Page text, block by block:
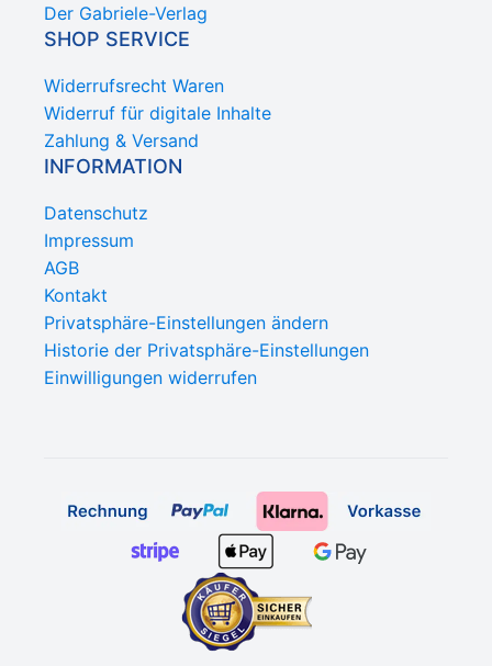
Der Gabriele-Verlag
SHOP SERVICE
Widerrufsrecht Waren
Widerruf für digitale Inhalte
Zahlung & Versand
INFORMATION
Datenschutz
Impressum
AGB
Kontakt
Privatsphäre-Einstellungen ändern
Historie der Privatsphäre-Einstellungen
Einwilligungen widerrufen